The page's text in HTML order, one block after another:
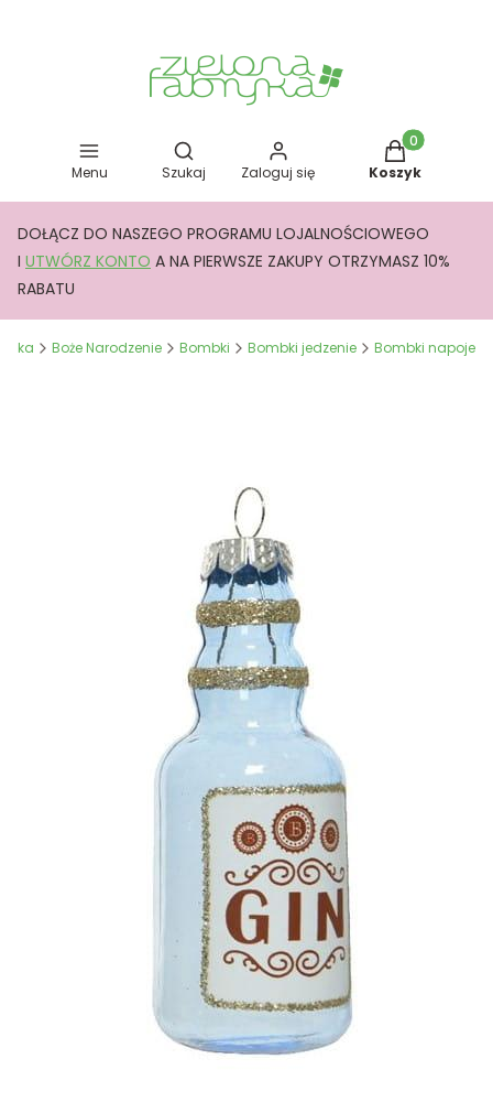
Menu
Otwórz wyszukiwarkę
Szukaj Zaloguj się
Produkty w
Koszyk
DOŁĄCZ DO NASZEGO PROGRAMU LOJALNOŚCIOWEGO
I UTWÓRZ KONTO A NA PIERWSZE ZAKUPY OTRZYMASZ 10%
RABATU
Boże Narodzenie Bombki Bombki jedzenie Bombki napoje